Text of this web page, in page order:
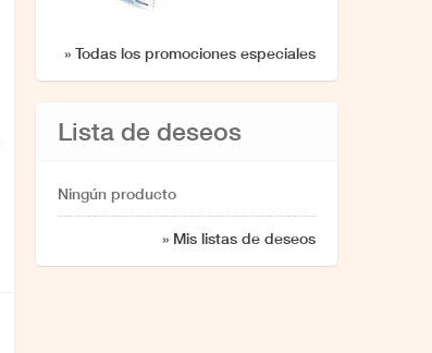
» Todas los promociones especiales
Lista de deseos
Ningún producto
» Mis listas de deseos